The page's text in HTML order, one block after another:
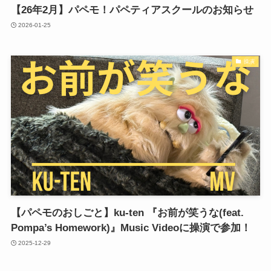
【26年2月】パペモ！パペティアスクールのお知らせ
2026-01-25
操演
【パペモのおしごと】ku-ten 『お前が笑うな(feat.
Pompa’s Homework)』Music Videoに操演で参加！
2025-12-29